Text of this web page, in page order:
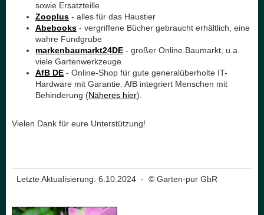
sowie Ersatzteille
Zooplus - alles für das Haustier
Abebooks - vergriffene Bücher gebraucht erhältlich, eine
wahre Fundgrube
markenbaumarkt24DE - großer Online.Baumarkt, u.a.
viele Gartenwerkzeuge
AfB DE - Online-Shop für gute generalüberholte IT-
Hardware mit Garantie. AfB integriert Menschen mit
Behinderung (Näheres hier).
Vielen Dank für eure Unterstützung!
Letzte Aktualisierung: 6.10.2024 - © Garten-pur GbR